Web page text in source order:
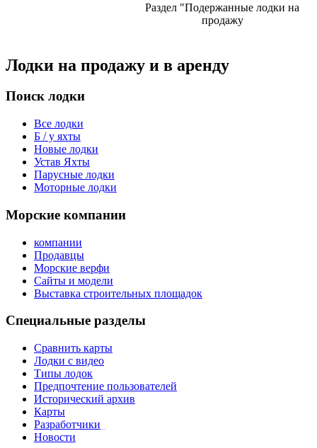
Раздел "Подержанные лодки на
продажу
Лодки на продажу и в аренду
Поиск лодки
Все лодки
Б / у яхты
Новые лодки
Устав Яхты
Парусные лодки
Моторные лодки
Морские компании
компании
Продавцы
Морские верфи
Сайты и модели
Выставка строительных площадок
Специальные разделы
Сравнить карты
Лодки с видео
Типы лодок
Предпочтение пользователей
Исторический архив
Карты
Разработчики
Новости